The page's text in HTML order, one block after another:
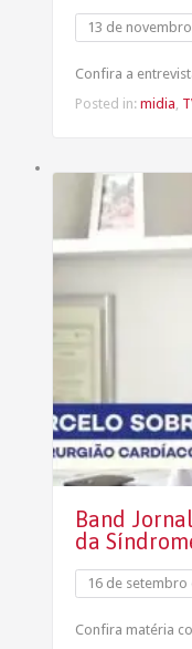
13 de
Confira a
Posted in: midia
Band
da
16 de setembro
Confira matéria